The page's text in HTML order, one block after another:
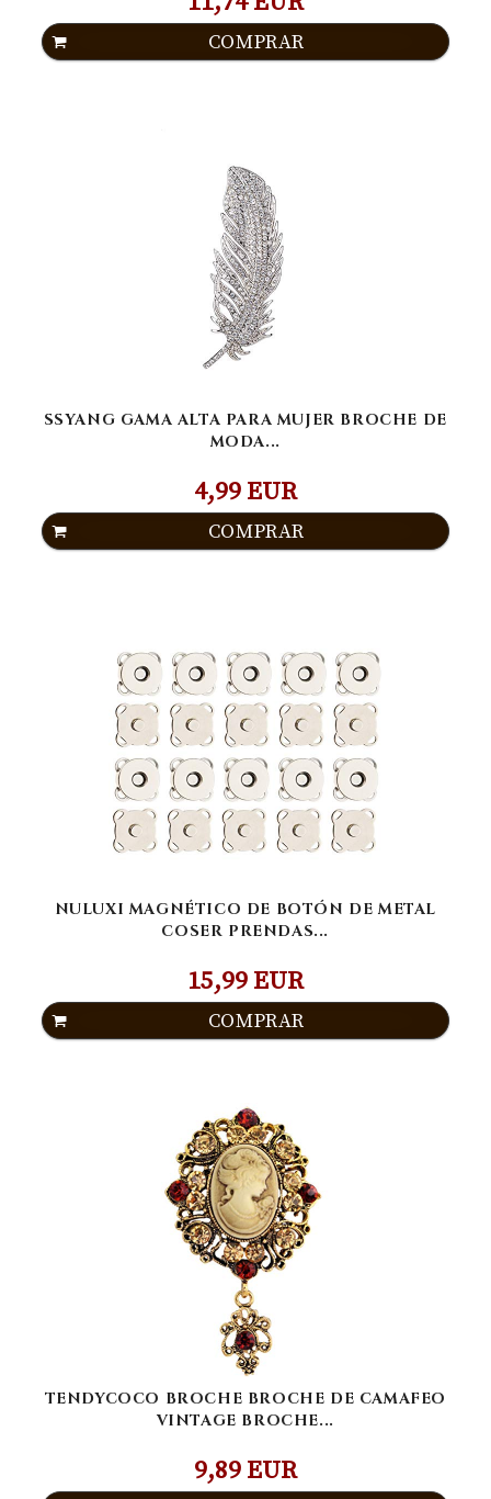
COMPRAR
SSYANG GAMA ALTA PARA MUJER BROCHE DE
MODA...
4,99 EUR
COMPRAR
NULUXI MAGNÉTICO DE BOTÓN DE METAL
COSER PRENDAS...
15,99 EUR
COMPRAR
TENDYCOCO BROCHE BROCHE DE CAMAFEO
VINTAGE BROCHE...
9,89 EUR